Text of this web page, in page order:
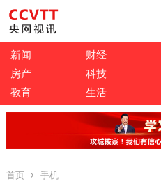
新闻 财经
房产
科技
教育
生活
首页 手机